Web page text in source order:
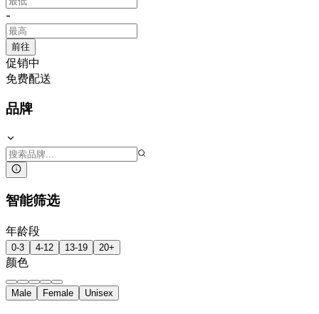
-
前往
促销中
免费配送
品牌
智能筛选
年龄段
0-3 4-12 13-19 20+
颜色
Male Female Unisex